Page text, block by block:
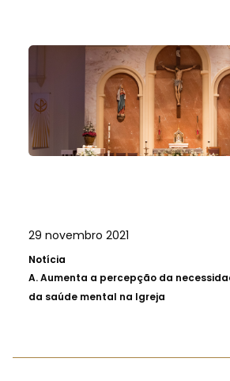
29 novembro 2021
Notícia
A.Aumenta a percepção da
da saúde mental na Igreja